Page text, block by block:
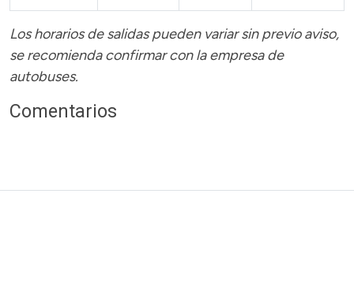
Los horarios de salidas pueden variar sin previo aviso,
se recomienda confirmar con la empresa de
autobuses.
Comentarios